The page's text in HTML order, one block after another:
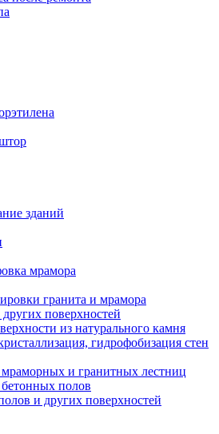
зданий
мрамора
гранита и мрамора
поверхностей
из натурального камня
гидрофобизация стен
и гранитных лестниц
полов
и других поверхностей